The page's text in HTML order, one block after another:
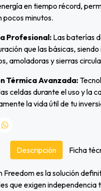
en tiempo récord,
pocos minutos.
Profesional: Las baterías
que las básicas,
amoladoras y sierras
Térmica Avanzada:
celdas durante el uso y la
la vida útil de tu
Freedom es la solución
que exigen independencia
Descripción Ficha